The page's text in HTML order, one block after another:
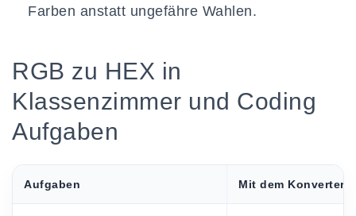
Farben anstatt ungefähre Wahlen.
RGB zu HEX in
Klassenzimmer und Coding
Aufgaben
Aufgaben Mit dem Konverter